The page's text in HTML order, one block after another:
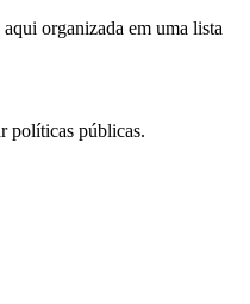
organizada em uma lista
políticas públicas.